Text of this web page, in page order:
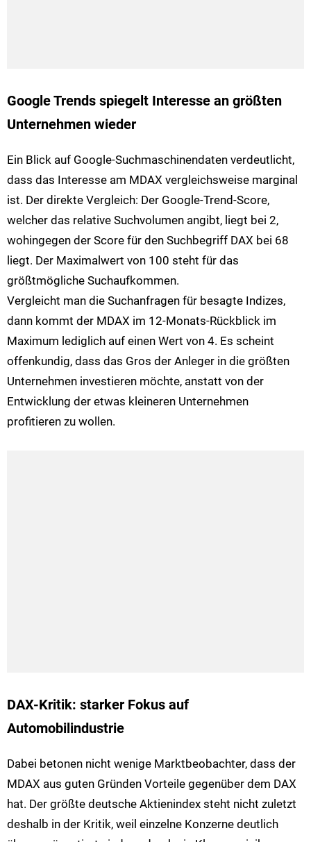
Google Trends spiegelt Interesse an größten
Unternehmen wieder
Ein Blick auf Google-Suchmaschinendaten verdeutlicht,
dass das Interesse am MDAX vergleichsweise marginal
ist. Der direkte Vergleich: Der Google-Trend-Score,
welcher das relative Suchvolumen angibt, liegt bei 2,
wohingegen der Score für den Suchbegriff DAX bei 68
liegt. Der Maximalwert von 100 steht für das
größtmögliche Suchaufkommen.
Vergleicht man die Suchanfragen für besagte Indizes,
dann kommt der MDAX im 12-Monats-Rückblick im
Maximum lediglich auf einen Wert von 4. Es scheint
offenkundig, dass das Gros der Anleger in die größten
Unternehmen investieren möchte, anstatt von der
Entwicklung der etwas kleineren Unternehmen
profitieren zu wollen.
DAX-Kritik: starker Fokus auf
Automobilindustrie
Dabei betonen nicht wenige Marktbeobachter, dass der
MDAX aus guten Gründen Vorteile gegenüber dem DAX
hat. Der größte deutsche Aktienindex steht nicht zuletzt
deshalb in der Kritik, weil einzelne Konzerne deutlich